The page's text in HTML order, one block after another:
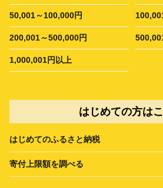
50,001～100,000円
200,001～500,000円
1,000,001円以上
はじめての方は
はじめてのふるさと納税
寄付上限額を調べる